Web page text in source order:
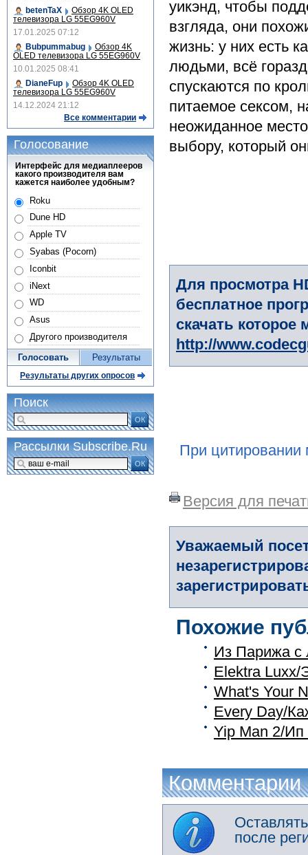
уикэнд, чтобы
взгляда, они
жизнь: у них есть
людьми, всё
спускаются по
питаемое сексом,
неожиданное
выбору, который
Для просмотра
бесплатное
скачать
http://
При цитировании
Версия для
Уважаемый
Похожие
Из Парижа с
Elektra Luxx/
What's Your
Every Day/
Yip Man 2/
Комментарии
после
betenTaX
Обзор 4K OLED
телевизора LG 55EG960V
17.01.2025 07:12
Bubpummabug
Обзор 4K
OLED телевизора LG 55EG960V
10.01.2025 08:41
DianeFup
Обзор 4K OLED
телевизора LG 55EG960V
14.12.2024 21:12
Все комментарии
Голосование
Интерфейс для медиаплееров
какого производителя вам
кажется наиболее удобным?
Roku
Dune HD
Apple TV
Syabas (Pocorn)
Iconbit
iNext
WD
Asus
Другого производителя
Голосовать Результаты
Результаты других опросов
Поиск
ОК
Рассылки Subscribe.Ru
ОК